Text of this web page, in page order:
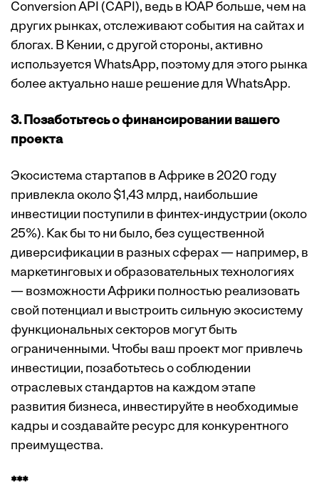
Conversion API (CAPI), ведь в ЮАР больше, чем на
других рынках, отслеживают события на сайтах и
блогах. В Кении, с другой стороны, активно
используется WhatsApp, поэтому для этого рынка
более актуально наше решение для WhatsApp.
3. Позаботьтесь о финансировании вашего
проекта
Экосистема стартапов в Африке в 2020 году
привлекла около $1,43 млрд, наибольшие
инвестиции поступили в финтех-индустрии (около
25%). Как бы то ни было, без существенной
диверсификации в разных сферах — например, в
маркетинговых и образовательных технологиях
— возможности Африки полностью реализовать
свой потенциал и выстроить сильную экосистему
функциональных секторов могут быть
ограниченными. Чтобы ваш проект мог привлечь
инвестиции, позаботьтесь о соблюдении
отраслевых стандартов на каждом этапе
развития бизнеса, инвестируйте в необходимые
кадры и создавайте ресурс для конкурентного
преимущества.
***